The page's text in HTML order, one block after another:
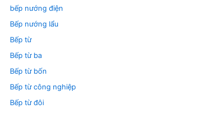
bếp nướng điện
Bếp nướng lẩu
Bếp từ
Bếp từ ba
Bếp từ bốn
Bếp từ công nghiệp
Bếp từ đôi